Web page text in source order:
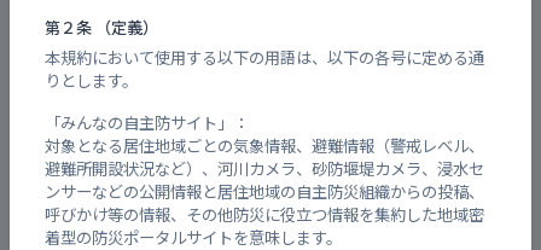
第２条 （定義）
本規約において使用する以下の用語は、以下の各号に定める通
りとします。
「みんなの自主防サイト」：
対象となる居住地域ごとの気象情報、避難情報（警戒レベル、
避難所開設状況など）、河川カメラ、砂防堰堤カメラ、浸水セ
ンサーなどの公開情報と居住地域の自主防災組織からの投稿、
呼びかけ等の情報、その他防災に役立つ情報を集約した地域密
着型の防災ポータルサイトを意味します。
添付ファイル
お名前【必須】